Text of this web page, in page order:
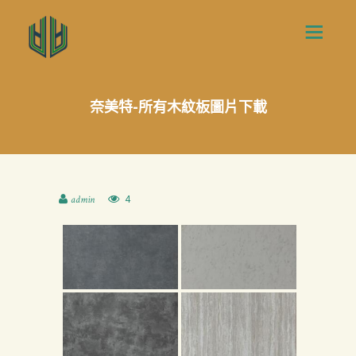
奈美特-所有木紋板圖片下載
admin 4